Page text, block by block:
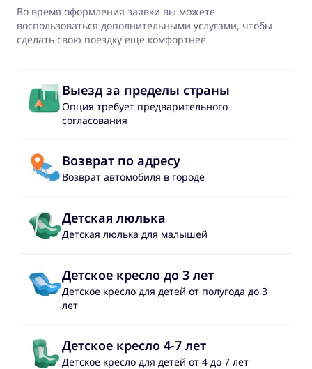
Во время оформления заявки вы можете
воспользоваться дополнительными услугами, чтобы
сделать свою поездку ещё комфортнее
Выезд за пределы страны
Опция требует предварительного
согласования
Возврат по адресу
Возврат автомобиля в городе
Детская люлька
Детская люлька для малышей
Детское кресло до 3 лет
Детское кресло для детей от полугода до 3
лет
Детское кресло 4-7 лет
Детское кресло для детей от 4 до 7 лет